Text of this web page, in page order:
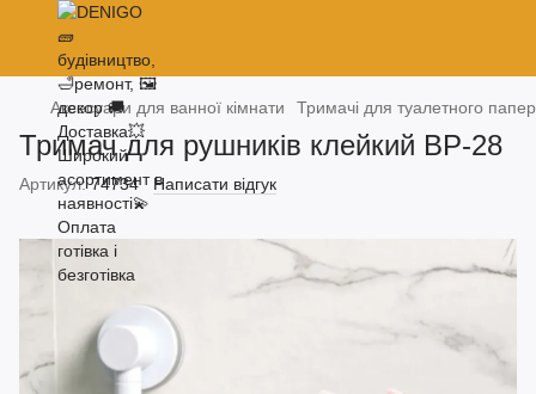
Аксесуари для ванної кімнати Тримачі для туалетного
Тримач для рушників клейкий ВР-28
Артикул:74734 Написати відгук